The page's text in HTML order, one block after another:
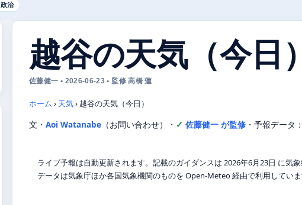
政治
越谷の天気（今日
佐藤健一 • 2026-06-23 • 監修 高橋 蓮
ホーム › 天気› 越谷の天気（今日）
文・ Aoi Watanabe （お問い合わせ） ・ 佐藤健一 が監修 ・ 予報データ
ライブ予報は自動更新されます。記載のガイダンスは 2026年6月23日 に気
データは気象庁ほか各国気象機関のものを Open-Meteo 経由で利用してい